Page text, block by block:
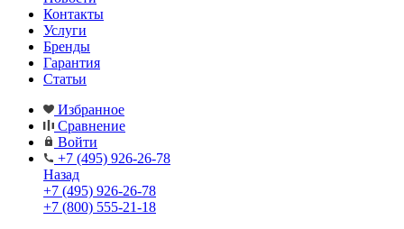
Контакты
Услуги
Бренды
Гарантия
Статьи
Избранное
Сравнение
Войти
+7 (495) 926-26-78
Назад
+7 (495) 926-26-78
+7 (800) 555-21-18